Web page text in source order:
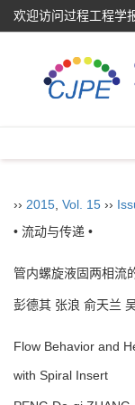
欢迎访问过程工程学
›› 2015 Vol. 15 ››
• 流动与传递 •
管内螺旋液固两相流
彭德其 张浪 俞天兰
Flow Behavior and
with Spiral Insert